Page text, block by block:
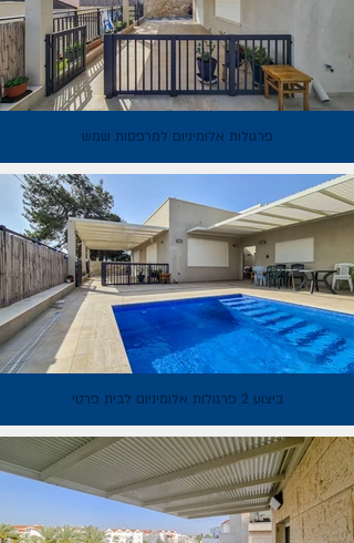
פרגולות אלומיניום למרפסות שמש
ביצוע 2 פרגולות אלומיניום לבית פרטי